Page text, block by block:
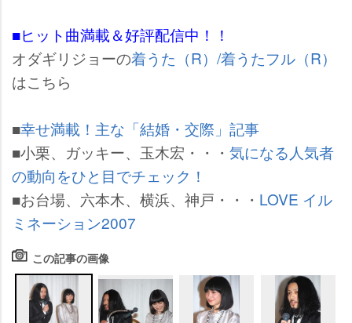
■ヒット曲満載＆好評配信中！！
オダギリジョーの着うた（R）/着うたフル（R）
はこちら
■幸せ満載！主な「結婚・交際」記事
■小栗、ガッキー、玉木宏・・・ 気になる人気者
の動向をひと目でチェック！
■お台場、六本木、横浜、神戸・・・ LOVE イル
ミネーション2007
この記事の画像